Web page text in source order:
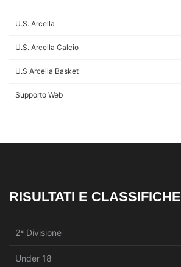
U.S. Arcella
U.S. Arcella Calcio
U.S Arcella Basket
Supporto Web
RISULTATI E CLASSIFICHE
2ª Divisione
Under 18